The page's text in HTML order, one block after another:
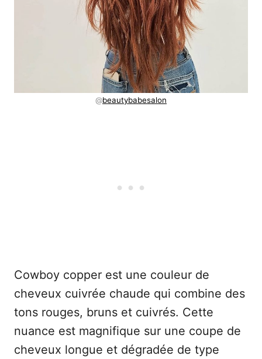
@beautybabesalon
Cowboy copper est une couleur de
cheveux cuivrée chaude qui combine des
tons rouges, bruns et cuivrés. Cette
nuance est magnifique sur une coupe de
cheveux longue et dégradée de type